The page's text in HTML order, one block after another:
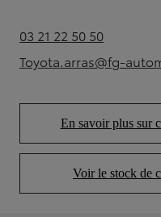
03 21 22 50 50(Opens in new
Toyota.arras@fg-
En savoir plus sur
Voir le stock de